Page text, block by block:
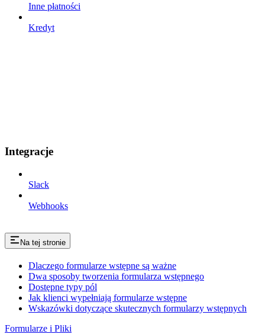
Inne płatności
Kredyt
Integracje
Slack
Webhooks
Na tej stronie
Dlaczego formularze wstępne są ważne
Dwa sposoby tworzenia formularza wstępnego
Dostępne typy pól
Jak klienci wypełniają formularze wstępne
Wskazówki dotyczące skutecznych formularzy wstępnych
Formularze i Pliki